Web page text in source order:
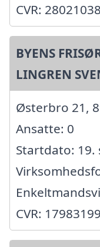
CVR: 28021038
BYENS
LINGREN
Østerbro 21,
Ansatte: 0
Startdato: 19.
CVR: 17983199